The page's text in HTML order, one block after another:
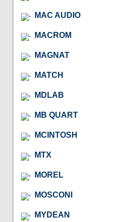
MAC AUDIO
MACROM
MAGNAT
MATCH
MDLAB
MB QUART
MCINTOSH
MTX
MOREL
MOSCONI
MYDEAN